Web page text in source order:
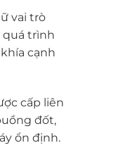
vai trò
trình
cạnh
cấp liên
đốt,
ổn định.